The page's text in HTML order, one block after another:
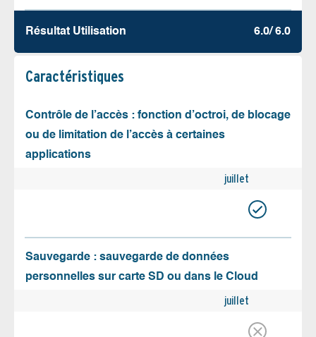
Résultat Utilisation 6.0/ 6.0
Caractéristiques
Contrôle de l’accès : fonction d’octroi, de blocage
ou de limitation de l’accès à certaines
applications
juillet
Sauvegarde : sauvegarde de données
personnelles sur carte SD ou dans le Cloud
juillet